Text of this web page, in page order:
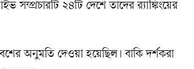
সম্প্রচারটি ২৪টি দেশে তাদের র‍্যাঙ্কিংয়ের
অনুমতি দেওয়া হয়েছিল। বাকি দর্শকরা